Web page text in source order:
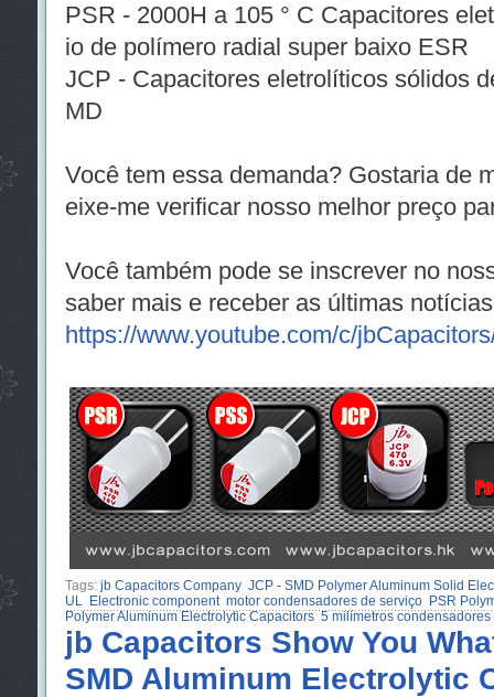
PSR - 2000H a 105 ° C Capacitores
io de polímero radial super baixo ESR
JCP - Capacitores eletrolíticos sólidos
MD
Você tem essa demanda? Gostaria de
eixe-me verificar nosso melhor preço
Você também pode se inscrever no
saber mais e receber as últimas
https://www.youtube.com/c/
Tags: jb Capacitors Company JCP - SMD Polymer Aluminum Solid
UL
Electronic component motor condensadores de serviço
PSR
Polymer Aluminum Electrolytic Capacitors 5 milímetros condensadores
jb Capacitors Show You
SMD Aluminum Electrolytic